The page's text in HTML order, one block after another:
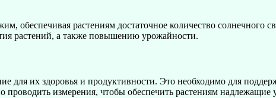
обеспечивая растениям достаточное количество солнечного
растений, а также повышению урожайности.
для их здоровья и продуктивности. Это необходимо для
измерения, чтобы обеспечить растениям надлежащие